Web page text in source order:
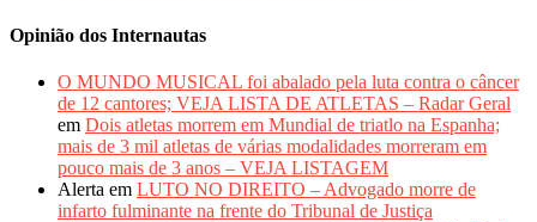
Opinião dos Internautas
O MUNDO MUSICAL foi abalado pela luta contra o câncer
de 12 cantores; VEJA LISTA DE ATLETAS – Radar Geral
em Dois atletas morrem em Mundial de triatlo na Espanha;
mais de 3 mil atletas de várias modalidades morreram em
pouco mais de 3 anos – VEJA LISTAGEM
Alerta em LUTO NO DIREITO – Advogado morre de
infarto fulminante na frente do Tribunal de Justiça